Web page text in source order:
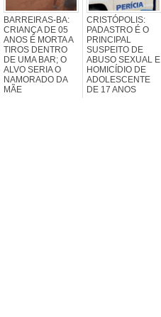
BARREIRAS-BA:
CRIANÇA DE 05
ANOS É MORTA A
TIROS DENTRO
DE UMA BAR; O
ALVO SERIA O
NAMORADO DA
MÃE
CRISTÓPOLIS:
PADASTRO É O
PRINCIPAL
SUSPEITO DE
ABUSO SEXUAL E
HOMICÍDIO DE
ADOLESCENTE
DE 17 ANOS